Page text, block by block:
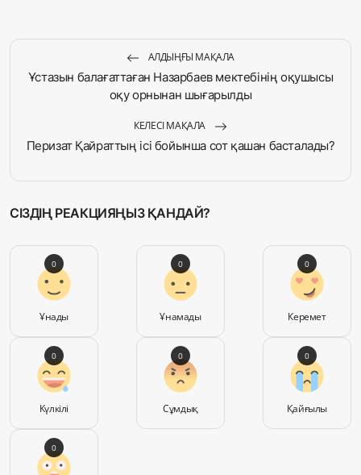
АЛДЫҢҒЫ МАҚАЛА
Ұстазын балағаттаған Назарбаев мектебінің оқушысы
оқу орнынан шығарылды
КЕЛЕСІ МАҚАЛА
Перизат Қайраттың ісі бойынша сот қашан басталады?
СІЗДІҢ РЕАКЦИЯҢЫЗ ҚАНДАЙ?
Ұнады
0
Ұнамады
0
Керемет
0
Күлкілі
0
Сұмдық
0
Қайғылы
0
0